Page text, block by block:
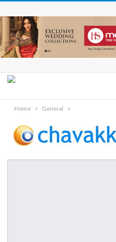
Home General